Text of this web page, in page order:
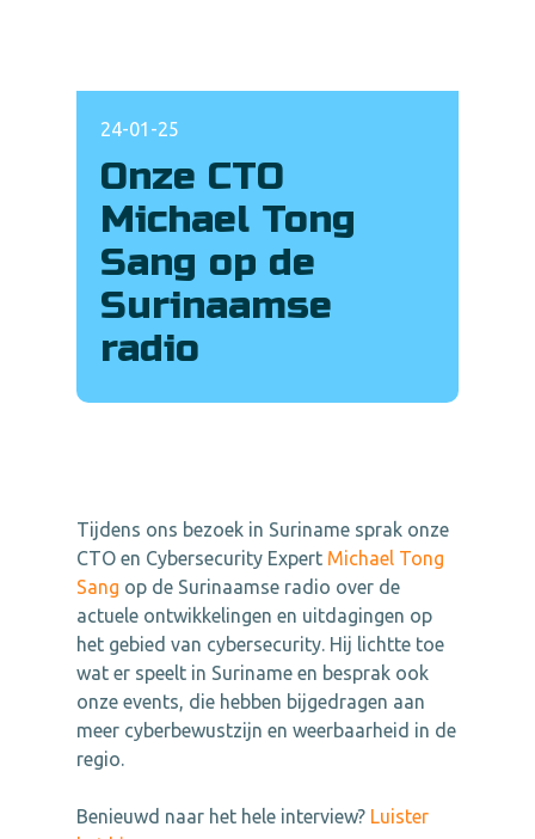
24-01-25
Onze CTO
Michael Tong
Sang op de
Surinaamse
radio
Tijdens ons bezoek in Suriname sprak onze
CTO en Cybersecurity Expert Michael Tong
Sang op de Surinaamse radio over de
actuele ontwikkelingen en uitdagingen op
het gebied van cybersecurity. Hij lichtte toe
wat er speelt in Suriname en besprak ook
onze events, die hebben bijgedragen aan
meer cyberbewustzijn en weerbaarheid in de
regio.
Benieuwd naar het hele interview? Luister